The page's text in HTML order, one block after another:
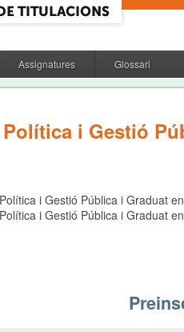
Assignatures Glossari
i Gestió
i Gestió Pública i Graduat
i Gestió Pública i Graduat